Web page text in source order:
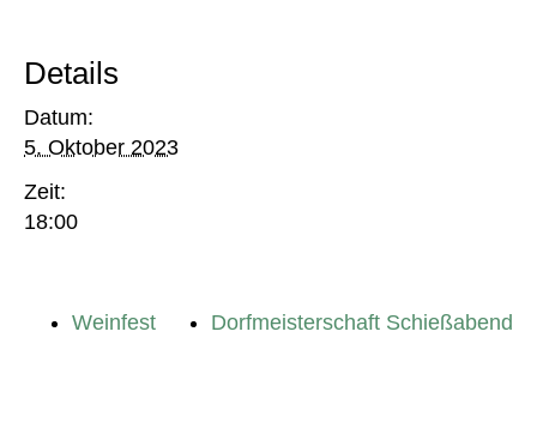
Details
Datum:
5. Oktober 2023
Zeit:
18:00
Weinfest Dorfmeisterschaft Schießabend